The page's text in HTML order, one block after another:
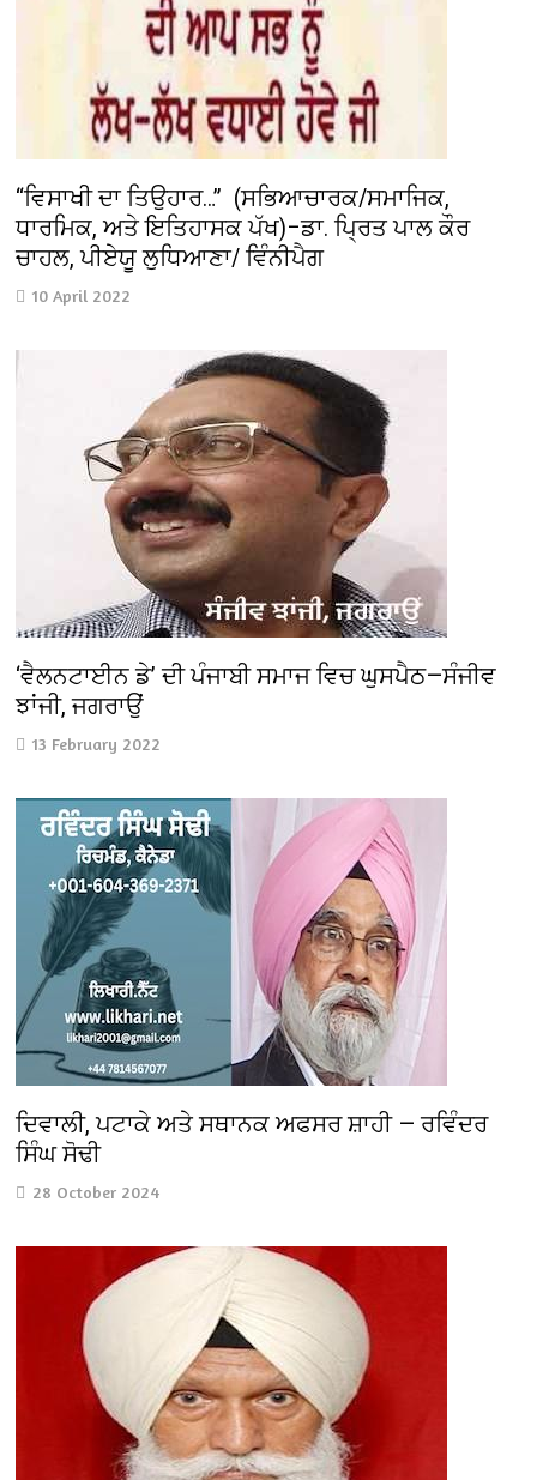
“ਵਿਸਾਖੀ ਦਾ ਤਿਉਹਾਰ…” (ਸਭਿਆਚਾਰਕ/ਸਮਾਜਿਕ,
ਧਾਰਮਿਕ, ਅਤੇ ਇਤਿਹਾਸਕ ਪੱਖ)–ਡਾ. ਪ੍ਰਿਤ ਪਾਲ ਕੌਰ
ਚਾਹਲ, ਪੀਏਯੂ ਲੁਧਿਆਣਾ/ ਵਿੰਨੀਪੈਗ
10 April 2022
‘ਵੈਲਨਟਾਈਨ ਡੇ’ ਦੀ ਪੰਜਾਬੀ ਸਮਾਜ ਵਿਚ ਘੁਸਪੈਠ—ਸੰਜੀਵ
ਝਾਂਜੀ, ਜਗਰਾਉਂ
13 February 2022
ਦਿਵਾਲੀ, ਪਟਾਕੇ ਅਤੇ ਸਥਾਨਕ ਅਫਸਰ ਸ਼ਾਹੀ — ਰਵਿੰਦਰ
ਸਿੰਘ ਸੋਢੀ
28 October 2024